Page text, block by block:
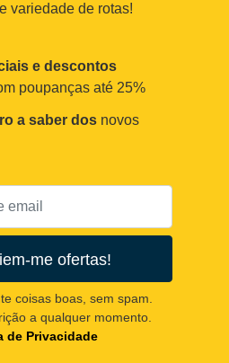
variedade de rotas!
e descontos
poupanças até 25%
a saber dos novos
me ofertas!
coisas boas, sem spam.
a qualquer momento.
de Privacidade